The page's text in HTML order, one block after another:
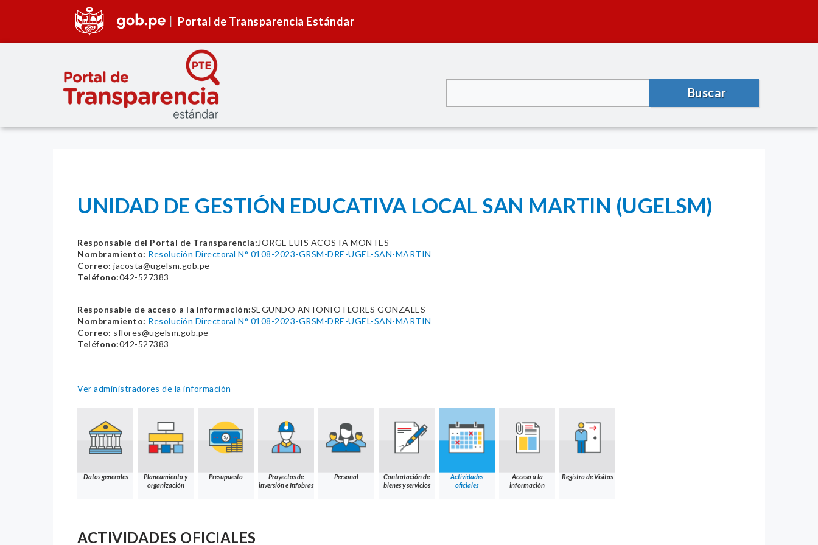
Portal de Transparencia Estándar
Buscar
UNIDAD DE GESTIÓN EDUCATIVA LOCAL SAN MARTIN (UGELSM)
Responsable del Portal de Transparencia: JORGE LUIS ACOSTA MONTES
Nombramiento: Resolución Directoral N° 0108-2023-GRSM-DRE-UGEL-SAN-MARTIN
Correo: jacosta@ugelsm.gob.pe
Teléfono:042-527383
Responsable de acceso a la información:SEGUNDO ANTONIO FLORES GONZALES
Nombramiento: Resolución Directoral N° 0108-2023-GRSM-DRE-UGEL-SAN-MARTIN
Correo: sflores@ugelsm.gob.pe
Teléfono:042-527383
Ver administradores de la información
Datos generales
Planeamiento y
organización
Presupuesto
Proyectos de
inversión e Infobras
Personal
Contratación de
bienes y servicios
Actividades
oficiales
Acceso a la
información
Registro de Visitas
ACTIVIDADES OFICIALES